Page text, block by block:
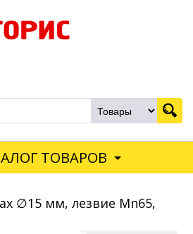
ТОВАРОВ
∅15 мм, лезвие Mn65,